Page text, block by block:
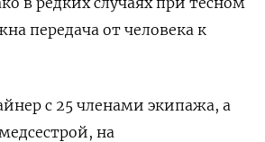
передача от человека к
с ​25 членами экипажа, ‌а
на